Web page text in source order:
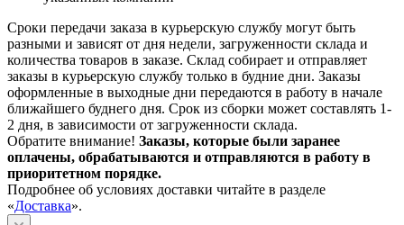
Сроки передачи заказа в курьерскую службу могут быть
разными и зависят от дня недели, загруженности склада и
количества товаров в заказе. Склад собирает и отправляет
заказы в курьерскую службу только в будние дни. Заказы
оформленные в выходные дни передаются в работу в начале
ближайшего буднего дня. Срок из сборки может составлять 1-
2 дня, в зависимости от загруженности склада.
Обратите внимание! Заказы, которые были заранее
оплачены, обрабатываются и отправляются в работу в
приоритетном порядке.
Подробнее об условиях доставки читайте в разделе
«Доставка».